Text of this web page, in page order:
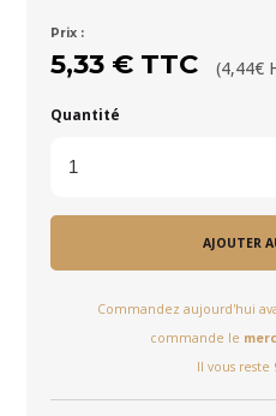
Prix :
5,33 € TTC (4,44€
Quantité
AJOUTER
Commandez aujourd'hui
commande le
Il vous reste